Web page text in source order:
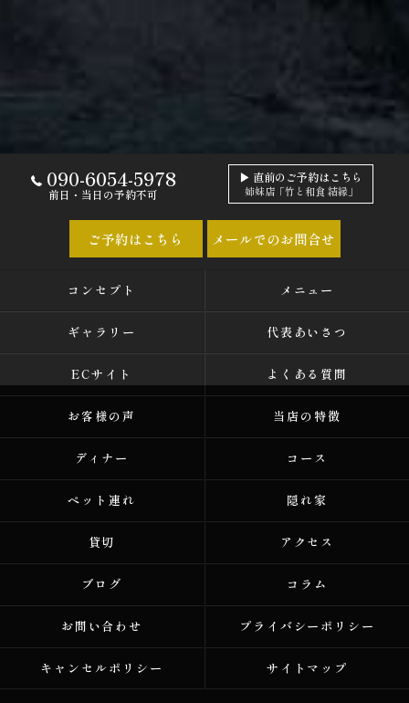
090-6054-5978
前日・当日の予約不可
▶ 直前のご予約はこちら
姉妹店「竹と和食 結縁」
ご予約はこちら メールでのお問合せ
コンセプト メニュー
ギャラリー 代表あいさつ
ECサイト よくある質問
お客様の声 当店の特徴
ディナー コース
ペット連れ 隠れ家
貸切 アクセス
ブログ コラム
お問い合わせ プライバシーポリシー
キャンセルポリシー サイトマップ